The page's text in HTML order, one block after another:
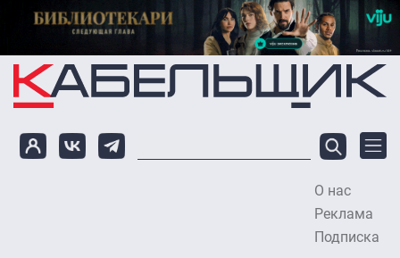
Перейти к основному содержанию
О нас
Реклама
Подписка